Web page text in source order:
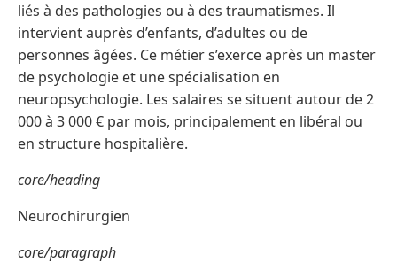
liés à des pathologies ou à des traumatismes. Il
intervient auprès d’enfants, d’adultes ou de
personnes âgées. Ce métier s’exerce après un master
de psychologie et une spécialisation en
neuropsychologie. Les salaires se situent autour de 2
000 à 3 000 € par mois, principalement en libéral ou
en structure hospitalière.
core/heading
Neurochirurgien
core/paragraph